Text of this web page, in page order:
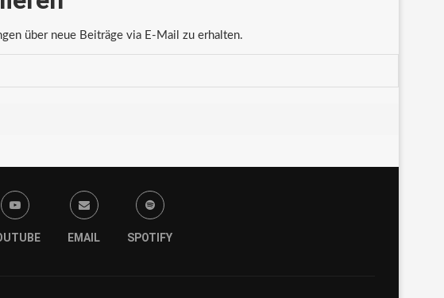
über neue Beiträge via E-Mail zu erhalten.
EMAIL SPOTIFY